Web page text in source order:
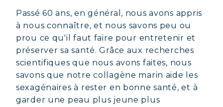
Passé 60 ans, en général, nous avons appris
à nous connaître, et nous savons peu ou
prou ce qu'il faut faire pour entretenir et
préserver sa santé. Grâce aux recherches
scientifiques que nous avons faites, nous
savons que notre collagène marin aide les
sexagénaires à rester en bonne santé, et à
garder une peau plus jeune plus